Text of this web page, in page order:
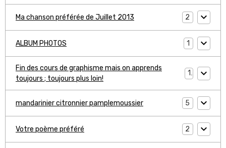
Ma chanson préférée de Juillet 2013 2
ALBUM PHOTOS 1
Fin des cours de graphisme mais on apprends
toujours ; toujours plus loin!
1
mandarinier citronnier pamplemoussier 5
Votre poème préféré 2